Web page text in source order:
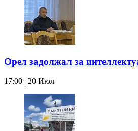
Орел задолжал за
17:00 | 20 Июл